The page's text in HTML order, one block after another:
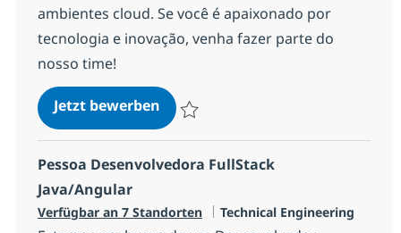
ambientes cloud. Se você é apaixonado por
tecnologia e inovação, venha fazer parte do
nosso time!
Jetzt bewerbenPessoa Desenvolvedora Java -
Pessoa Desenvolvedora FullStack
Java/Angular
Verfügbar an 7 Standorten Kategorie
Technical Engineering